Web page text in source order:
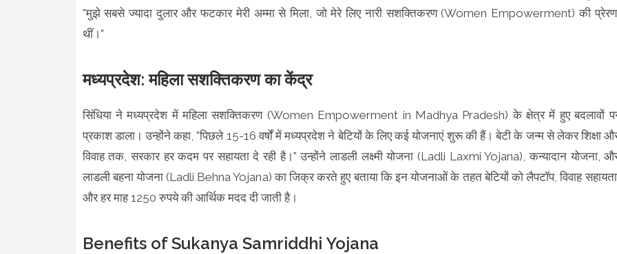
"मुझे सबसे ज्यादा दुलार और फटकार मेरी अम्मा से मिला, जो मेरे लिए नारी सशक्तिकरण (Women Empowerment) की
थीं।"
मध्यप्रदेश: महिला सशक्तिकरण का केंद्र
सिंधिया ने मध्यप्रदेश में महिला सशक्तिकरण (Women Empowerment in Madhya Pradesh) के क्षेत्र में हुए बदलावों
प्रकाश डाला। उन्होंने कहा, "पिछले 15-16 वर्षों में मध्यप्रदेश ने बेटियों के लिए कई योजनाएं शुरू की हैं। बेटी के जन्म से लेकर शिक्षा
विवाह तक, सरकार हर कदम पर सहायता दे रही है।" उन्होंने लाडली लक्ष्मी योजना (Ladli Laxmi Yojana), कन्यादान योजना,
लाडली बहना योजना (Ladli Behna Yojana) का जिक्र करते हुए बताया कि इन योजनाओं के तहत बेटियों को लैपटॉप, विवाह
और हर माह 1250 रुपये की आर्थिक मदद दी जाती है।
Benefits of Sukanya Samriddhi Yojana